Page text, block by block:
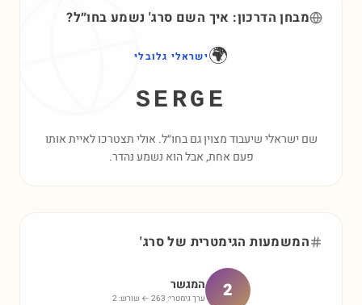
מבחן הדרכון: איך השם סרג' נשמע בחו״ל?
🌍ישראלי גלובלי
SERGE
שם ישראלי שיעבוד מצוין גם בחו״ל. אולי תצטרכו לאיית אותו
פעם אחת, אבל הוא נשמע נהדר.
המשמעות הגימטרית שלסרג'
2 המגשר
ערך גימטרי: 263 ← שורש:2